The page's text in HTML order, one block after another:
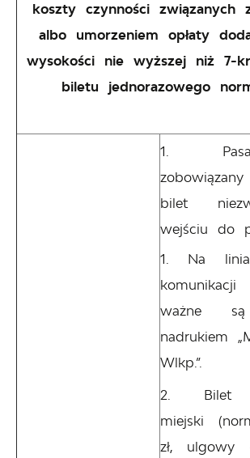
koszty czynności związanych
albo umorzeniem opłaty
wysokości nie wyższej niż 7-
biletu jednorazowego
bilet
wejściu do
Na
ważne
nadrukiem
Wlkp.”.
Bilet
miejski
zł, ulgowy